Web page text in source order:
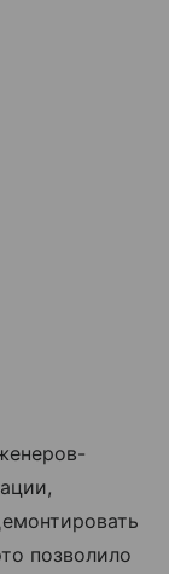
позволило